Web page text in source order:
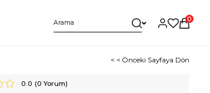
0
< < Önceki Sayfaya Dön
0.0 (0 Yorum)